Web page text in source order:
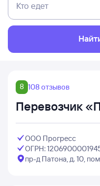
Кто едет
8 108 отзывов
Перевозчик
ООО Прогресс
ОГРН:
пр-д Патона, д. 10,